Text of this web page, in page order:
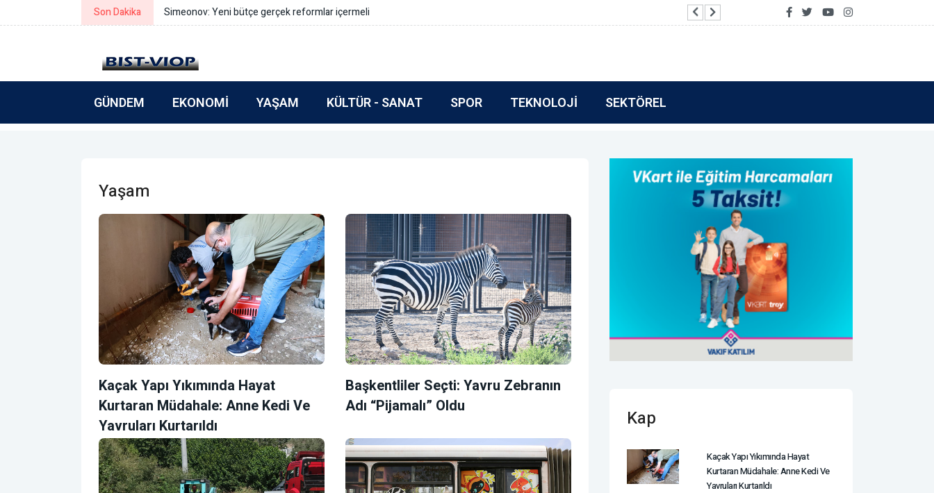
Son Dakika Simeonov: Yeni bütçe gerçek reformlar içermeli Vakıf Katılım’dan Tamamla Kazan
GÜNDEM EKONOMI YAŞAM KÜLTÜR - SANAT SPOR TEKNOLOJI SEKTÖREL
Yaşam
Kaçak Yapı Yıkımında Hayat
Kurtaran Müdahale: Anne Kedi Ve
Yavruları Kurtarıldı
Başkentliler Seçti: Yavru Zebranın
Adı “Pijamalı” Oldu
Kap
Kaçak Yapı Yıkımında Hayat
Kurtaran Müdahale: Anne Kedi Ve
Yavruları Kurtarıldı